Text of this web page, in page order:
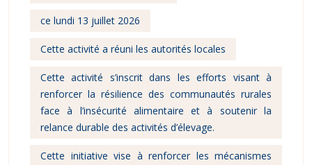
ce lundi 13 juillet 2026
Cette activité a réuni les autorités locales
Cette activité s’inscrit dans les efforts visant à
renforcer la résilience des communautés rurales
face à l’insécurité alimentaire et à soutenir la
relance durable des activités d’élevage.
Cette initiative vise à renforcer les mécanismes